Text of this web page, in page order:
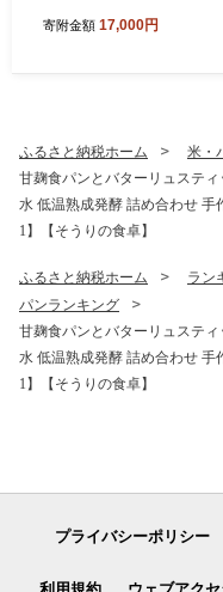
～8人前)モツ鍋 水炊き 鶏肉
4-12】【水たき料亭 博多華
味鳥】
寄附金額 17,000円
ふるさと納税ホーム 米・
甘麹食パンとバターリュステ
水 低温熟成発酵 詰め合わせ 手
1】【そうりの食卓】
ふるさと納税ホーム ラン
パンランキング
甘麹食パンとバターリュステ
水 低温熟成発酵 詰め合わせ 手
1】【そうりの食卓】
プライバシーポリシー